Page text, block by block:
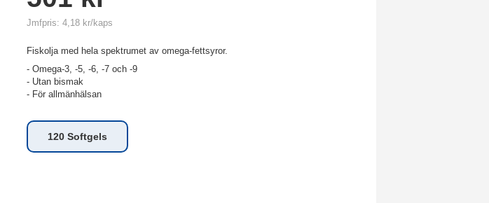
Jmfpris: 4,18 kr/kaps
Fiskolja med hela spektrumet av omega-fettsyror.
- Omega-3, -5, -6, -7 och -9
- Utan bismak
- För allmänhälsan
120 Softgels